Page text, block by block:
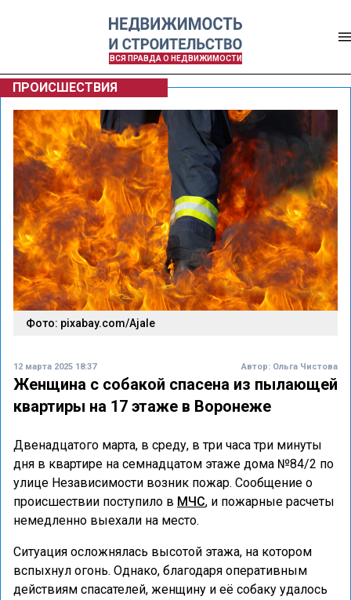
ВСЯ ПРАВДА О НЕДВИЖИМОСТИ
ПРОИСШЕСТВИЯ
Фото: pixabay.com/Ajale
12 марта 2025 18:37 Автор: Ольга Чистова
Женщина с собакой спасена из пылающей
квартиры на 17 этаже в Воронеже
Двенадцатого марта, в среду, в три часа три минуты
дня в квартире на семнадцатом этаже дома №84/2 по
улице Независимости возник пожар. Сообщение о
происшествии поступило в МЧС, и пожарные расчеты
немедленно выехали на место.
Ситуация осложнялась высотой этажа, на котором
вспыхнул огонь. Однако, благодаря оперативным
действиям спасателей, женщину и её собаку удалось